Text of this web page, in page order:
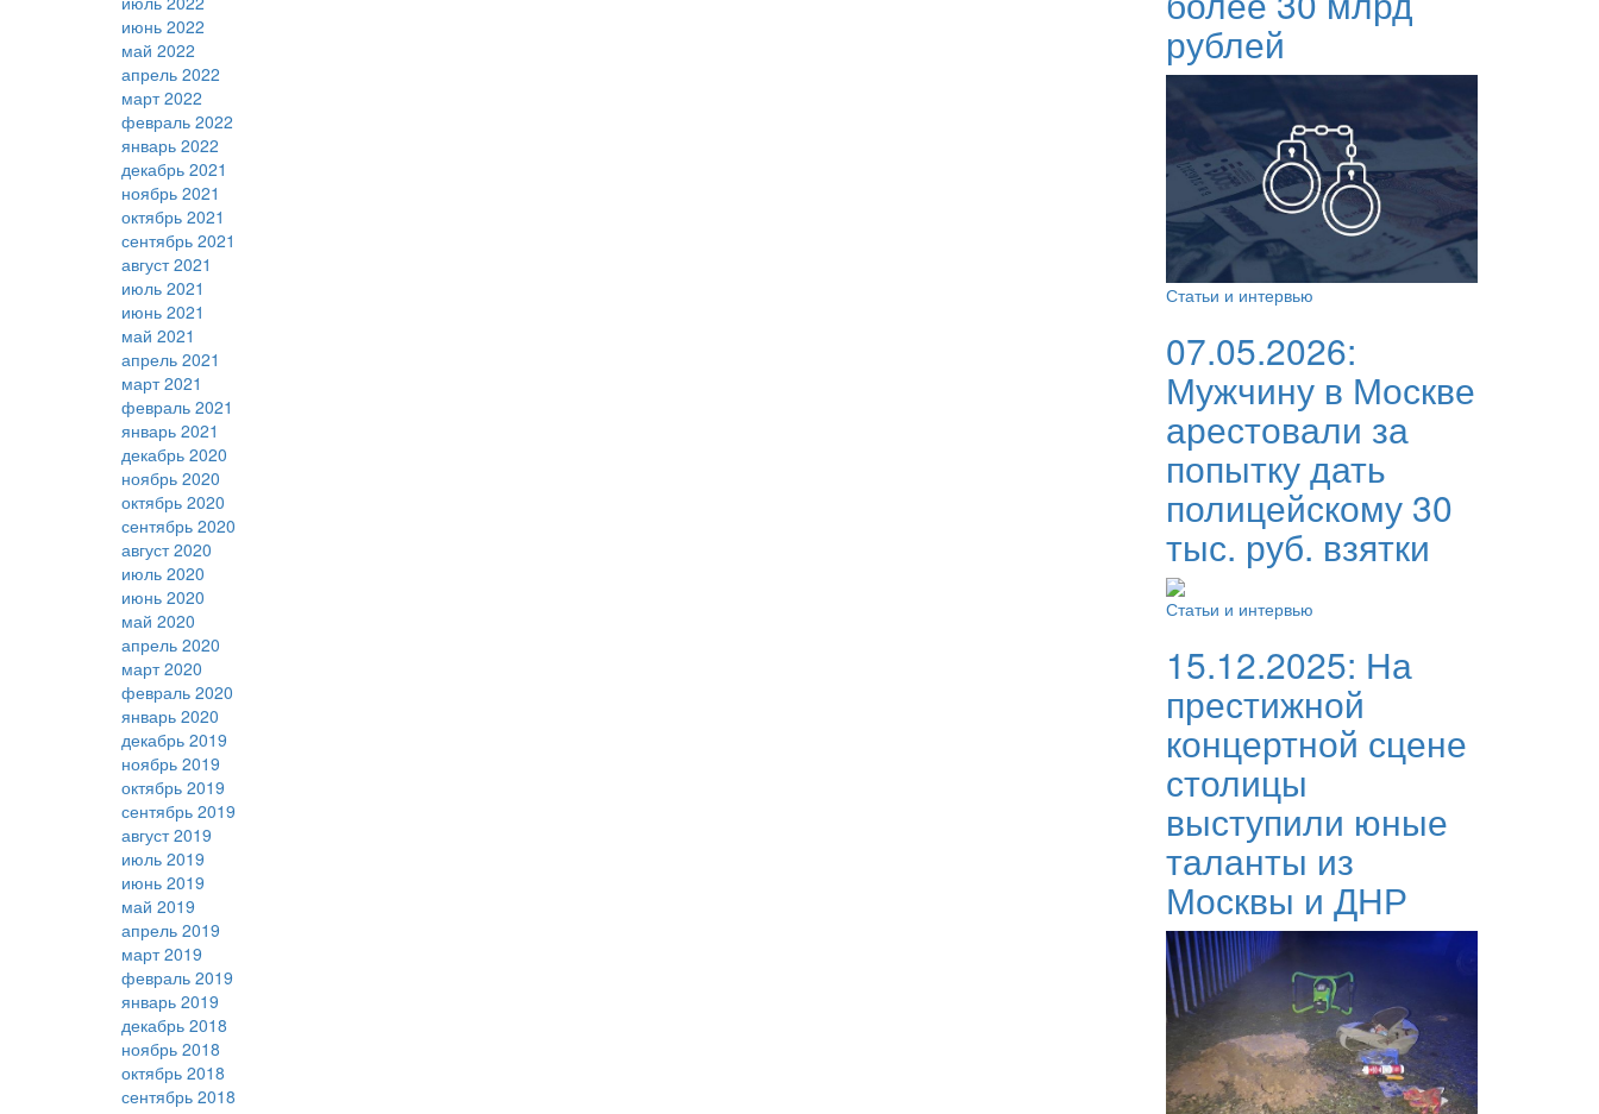
июнь 2022
май 2022
апрель 2022
март 2022
февраль 2022
январь 2022
декабрь 2021
ноябрь 2021
октябрь 2021
сентябрь 2021
август 2021
июль 2021
июнь 2021
май 2021
апрель 2021
март 2021
февраль 2021
январь 2021
декабрь 2020
ноябрь 2020
октябрь 2020
сентябрь 2020
август 2020
июль 2020
июнь 2020
май 2020
апрель 2020
март 2020
февраль 2020
январь 2020
декабрь 2019
ноябрь 2019
октябрь 2019
сентябрь 2019
август 2019
июль 2019
июнь 2019
май 2019
апрель 2019
март 2019
февраль 2019
январь 2019
декабрь 2018
ноябрь 2018
октябрь 2018
сентябрь 2018
рублей
Статьи и интервью
07.05.2026:
Мужчину в Москве
арестовали за
попытку дать
полицейскому 30
тыс. руб. взятки
Статьи и интервью
15.12.2025: На
престижной
концертной сцене
столицы
выступили юные
таланты из
Москвы и ДНР